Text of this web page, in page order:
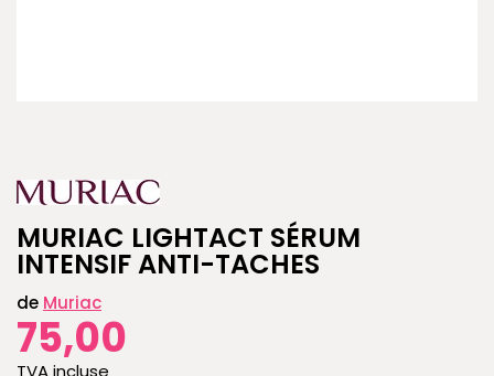
MURIAC LIGHTACT SÉRUM
INTENSIF ANTI-TACHES
de Muriac
75,00
TVA incluse